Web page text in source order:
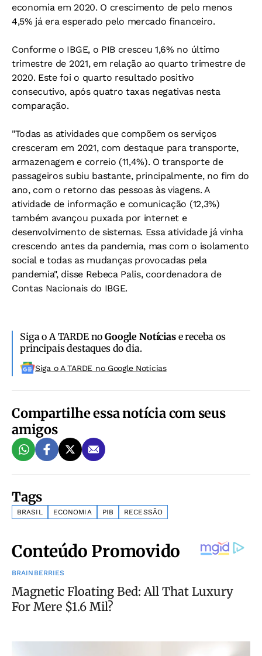
economia em 2020. O crescimento de pelo menos
4,5% já era esperado pelo mercado financeiro.
Conforme o IBGE, o PIB cresceu 1,6% no último
trimestre de 2021, em relação ao quarto trimestre de
2020. Este foi o quarto resultado positivo
consecutivo, após quatro taxas negativas nesta
comparação.
"Todas as atividades que compõem os serviços
cresceram em 2021, com destaque para transporte,
armazenagem e correio (11,4%). O transporte de
passageiros subiu bastante, principalmente, no fim do
ano, com o retorno das pessoas às viagens. A
atividade de informação e comunicação (12,3%)
também avançou puxada por internet e
desenvolvimento de sistemas. Essa atividade já vinha
crescendo antes da pandemia, mas com o isolamento
social e todas as mudanças provocadas pela
pandemia", disse Rebeca Palis, coordenadora de
Contas Nacionais do IBGE.
Siga o A TARDE noGoogle Notíciase receba os
principais destaques do dia.
Siga o A TARDE no Google Noticias
Compartilhe essa notícia com seus
amigos
Tags
BRASIL ECONOMIA PIB RECESSÃO